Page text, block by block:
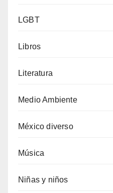
LGBT
Libros
Literatura
Medio Ambiente
México diverso
Música
Niñas y niños